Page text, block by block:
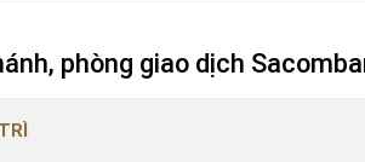
phòng giao dịch